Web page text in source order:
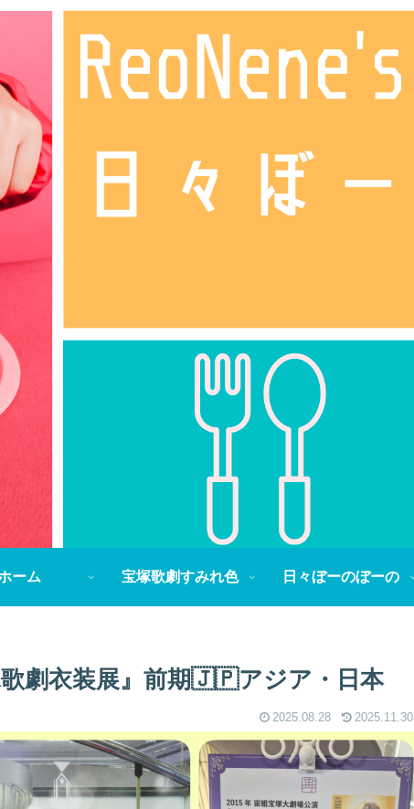
ーム 宝塚歌劇すみれ色 日々ぼーのぼーの
歌劇衣装展』前期🇯🇵アジア・日本
2025.08.28 2025.11.30